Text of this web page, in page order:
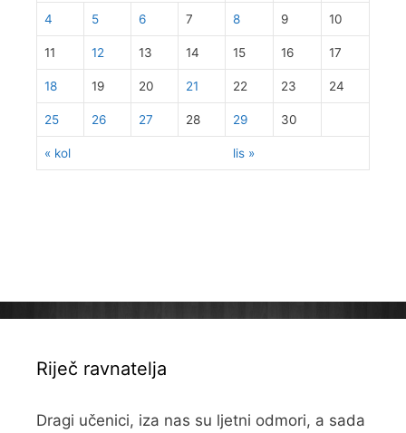
« kol lis »
4 5 6 7 8 9 10
11 12 13 14 15 16 17
18 19 20 21 22 23 24
25 26 27 28 29 30
Riječ ravnatelja
Dragi učenici, iza nas su ljetni odmori, a sada